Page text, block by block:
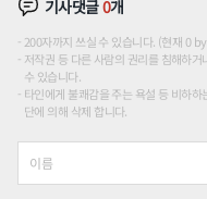
기사댓글0개
200자까지 쓰실 수 있습니다. (현재 0
저작권 등 다른 사람의 권리를 침해하
수 있습니다.
타인에게 불쾌감을 주는 욕설 등 비하
단에 의해 삭제 합니다.